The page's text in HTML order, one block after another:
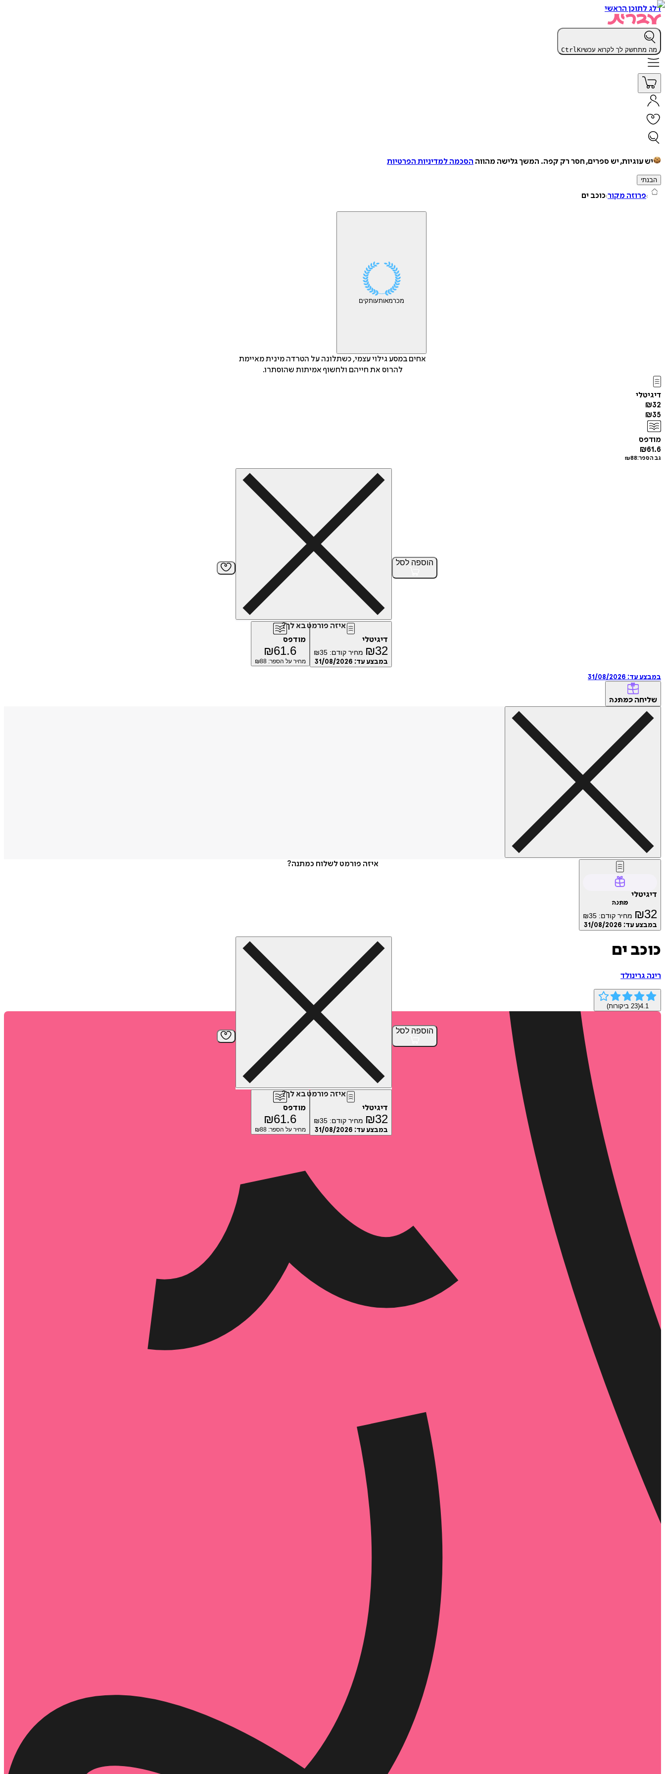
דלג לתוכן הראשי
מה מתחשק לך לקרוא עכשיו CtrlK
יש עוגיות, יש ספרים, חסר רק קפה. המשך גלישה מהווה הסכמה למדיניות הפרטיות
הבנתי
פרוזה מקור כוכב ים
מכרמאותעותקים
אחים במסע גילוי עצמי, כשתלונה על הטרדה מינית מאיימת
להרוס את חייהם ולחשוף אמיתות שהוסתרו.
דיגיטלי
₪32
₪35
מודפס
₪61.6
גב הספר: ₪88
הוספה לסל
איזה פורמט בא לך?
דיגיטלי
₪32 מחיר קודם: ₪35
במבצע עד: 31/08/2026
מודפס
₪61.6
מחיר על הספר: ₪88
במבצע עד: 31/08/2026
שליחה כמתנה
איזה פורמט לשלוח כמתנה?
דיגיטלי
מתנה
₪32 מחיר קודם: ₪35
במבצע עד: 31/08/2026
הוספה לסל
איזה פורמט בא לך?
דיגיטלי
₪32 מחיר קודם: ₪35
במבצע עד: 31/08/2026
מודפס
₪61.6
מחיר על הספר: ₪88
כוכב ים
רינה גרינולד
4.1
(
23 ביקורות)